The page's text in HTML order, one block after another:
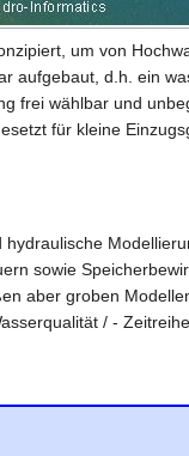
um von
aufgebaut, d.h. ein
frei wählbar und
für kleine
sowie
aber groben
/ -